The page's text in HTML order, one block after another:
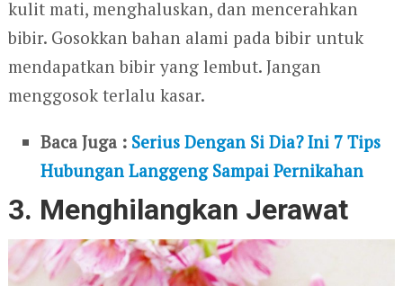
kulit mati, menghaluskan, dan mencerahkan
bibir. Gosokkan bahan alami pada bibir untuk
mendapatkan bibir yang lembut. Jangan
menggosok terlalu kasar.
Baca Juga : Serius Dengan Si Dia? Ini 7 Tips
Hubungan Langgeng Sampai Pernikahan
3. Menghilangkan Jerawat